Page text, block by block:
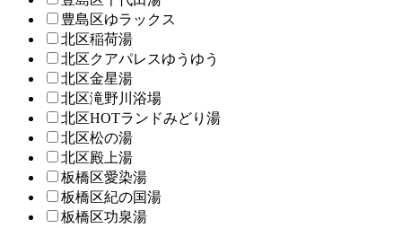
豊島区ゆラックス
北区稲荷湯
北区クアパレスゆうゆう
北区金星湯
北区滝野川浴場
北区HOTランドみどり湯
北区松の湯
北区殿上湯
板橋区愛染湯
板橋区紀の国湯
板橋区功泉湯